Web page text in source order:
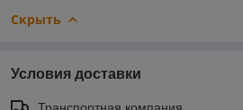
Скрыть
Условия доставки
Транспортная компания